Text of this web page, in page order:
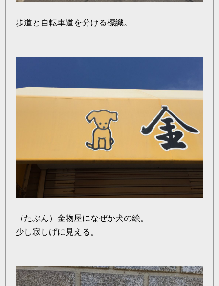
歩道と自転車道を分ける標識。
（たぶん）金物屋になぜか犬の絵。
少し寂しげに見える。